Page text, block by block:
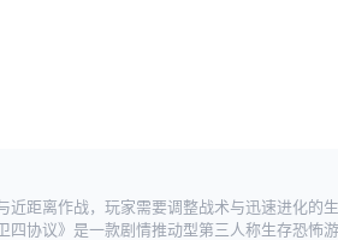
距离作战，玩家需要调整战术与迅速进化的
协议》是一款剧情推动型第三人称生存恐怖